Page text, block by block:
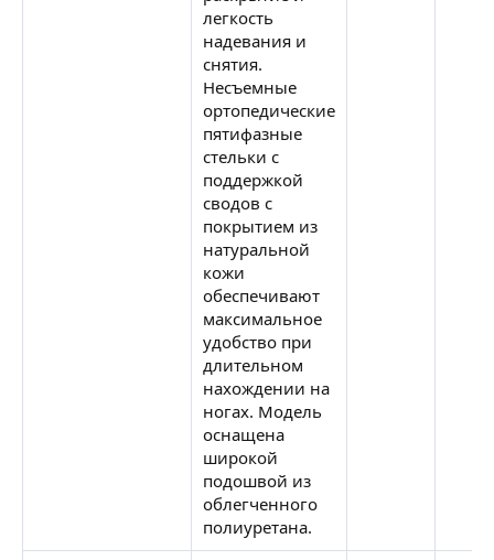
легкость
надевания и
снятия.
Несъемные
ортопедические
пятифазные
стельки с
поддержкой
сводов с
покрытием из
натуральной
кожи
обеспечивают
максимальное
удобство при
длительном
нахождении на
ногах. Модель
оснащена
широкой
подошвой из
облегченного
полиуретана.